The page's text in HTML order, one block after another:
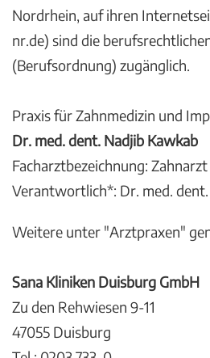
Nordrhein, auf ihren
nr.de) sind die
(Berufsordnung) zugänglich.
Praxis für Zahnmedizin und
Dr. med. dent. Nadjib Kawkab
Facharztbezeichnung: Zahnarzt
Verantwortlich*: Dr. med.
Weitere unter "Arztpraxen"
Sana Kliniken Duisburg GmbH
Zu den Rehwiesen 9-11
47055 Duisburg